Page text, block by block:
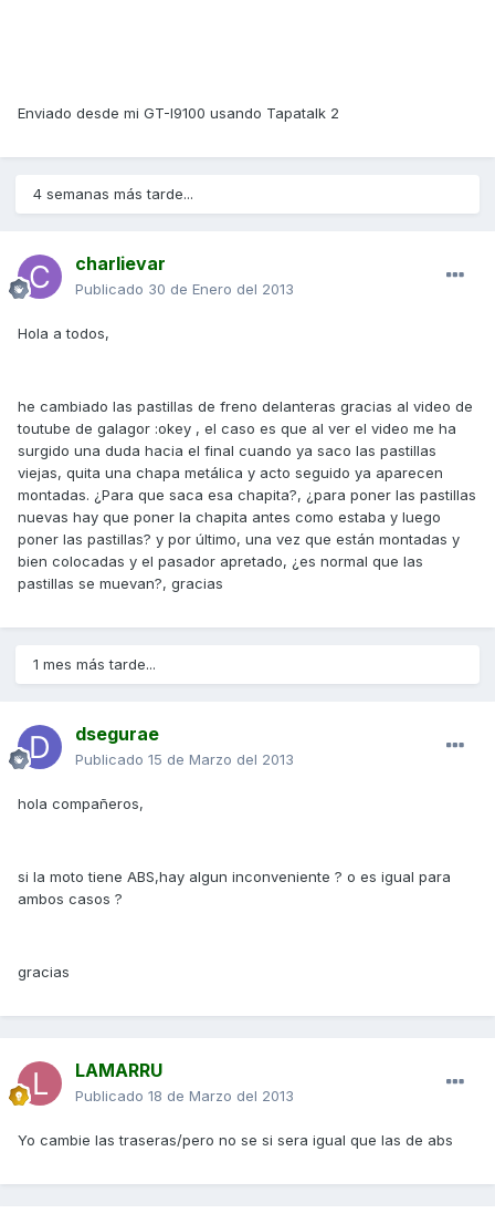
Enviado desde mi GT-I9100 usando Tapatalk 2
4 semanas más tarde...
charlievar
Publicado 30 de Enero del 2013
Hola a todos,
he cambiado las pastillas de freno delanteras gracias al video de
toutube de galagor :okey , el caso es que al ver el video me ha
surgido una duda hacia el final cuando ya saco las pastillas
viejas, quita una chapa metálica y acto seguido ya aparecen
montadas. ¿Para que saca esa chapita?, ¿para poner las pastillas
nuevas hay que poner la chapita antes como estaba y luego
poner las pastillas? y por último, una vez que están montadas y
bien colocadas y el pasador apretado, ¿es normal que las
pastillas se muevan?, gracias
1 mes más tarde...
dsegurae
Publicado 15 de Marzo del 2013
hola compañeros,
si la moto tiene ABS,hay algun inconveniente ? o es igual para
ambos casos ?
gracias
LAMARRU
Publicado 18 de Marzo del 2013
Yo cambie las traseras/pero no se si sera igual que las de abs